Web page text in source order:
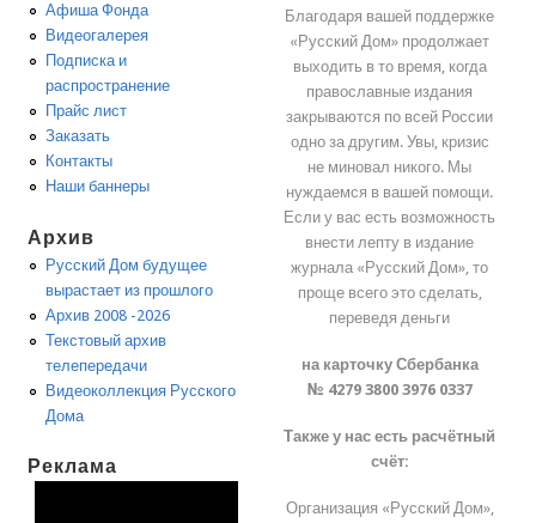
Афиша Фонда
Видеогалерея
Подписка и
распространение
Прайс лист
Заказать
Контакты
Наши баннеры
Архив
Русский Дом будущее
вырастает из прошлого
Архив 2008 -2026
Текстовый архив
телепередачи
Видеоколлекция Русского
Дома
Реклама
Благодаря вашей поддержке
«Русский Дом» продолжает
выходить в то время, когда
православные издания
закрываются по всей России
одно за другим. Увы, кризис
не миновал никого. Мы
нуждаемся в вашей помощи.
Если у вас есть возможность
внести лепту в издание
журнала «Русский Дом», то
проще всего это сделать,
переведя деньги
на карточку Сбербанка
№ 4279 3800 3976 0337
Также у нас есть расчётный
счёт:
Организация «Русский Дом»,